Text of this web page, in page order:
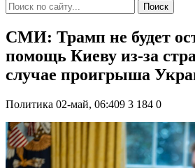
Поиск
СМИ: Трамп не будет
помощь Киеву из-за
случае проигрыша
Политика 02-май, 06:409 3 184 0